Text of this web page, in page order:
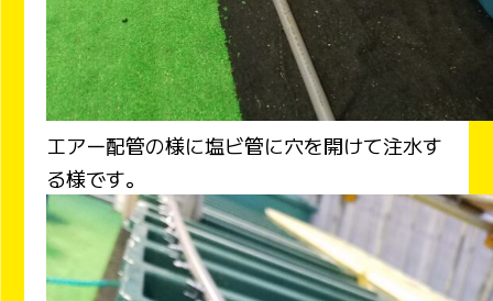
エアー配管の様に塩ビ管に穴を開けて注水す
る様です。